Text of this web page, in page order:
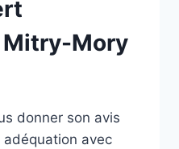
Mitry-Mory
donner son avis
avec